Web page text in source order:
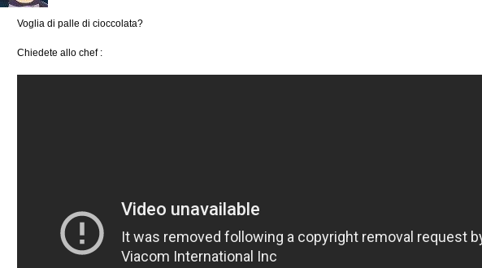
Voglia di palle di cioccolata?
Chiedete allo chef :